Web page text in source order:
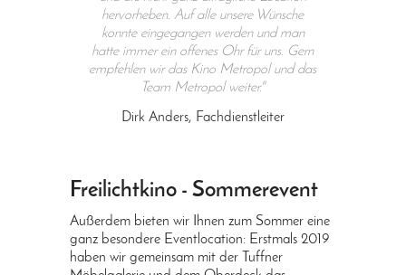
hervorheben. Auf alle unsere Wünsche
konnte eingegangen werden und man
hatte immer ein offenes Ohr für uns. Gern
empfehlen wir das Kino Metropol und das
Team Metropol weiter."
Dirk Anders, Fachdienstleiter
Freilichtkino - Sommerevent
Außerdem bieten wir Ihnen zum Sommer eine
ganz besondere Eventlocation: Erstmals 2019
haben wir gemeinsam mit der Tuffner